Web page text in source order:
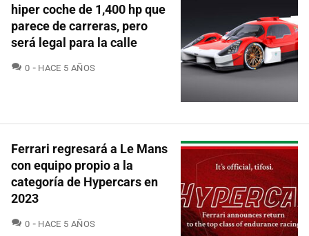
hiper coche de 1,400 hp que
parece de carreras, pero
será legal para la calle
0 COMENTARIOS
HACE 5 AÑOS
Ferrari regresará a Le Mans
con equipo propio a la
categoría de Hypercars en
2023
0 COMENTARIOS
HACE 5 AÑOS